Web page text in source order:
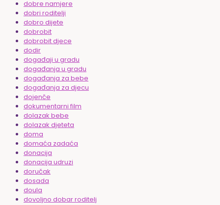
dobre namjere
dobri roditelji
dobro dijete
dobrobit
dobrobit djece
dodir
događaji u gradu
događanja u gradu
događanja za bebe
događanja za djecu
dojenče
dokumentarni film
dolazak bebe
dolazak djeteta
doma
domaća zadaća
donacija
donacija udruzi
doručak
dosada
doula
dovoljno dobar roditelj